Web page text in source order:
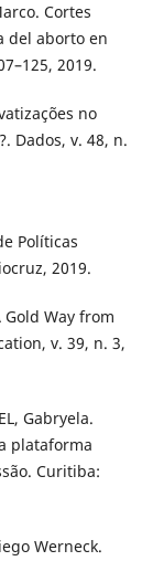
Cortes
del aborto en
2019.
no
Dados, v. 48, n.
Políticas
2019.
Gold Way from
v. 39, n. 3,
Gabryela.
plataforma
Curitiba:
Werneck.